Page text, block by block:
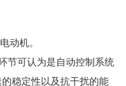
动机。
节可认为是自动控制系统
稳定性以及抗干扰的能